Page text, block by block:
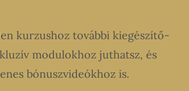
kurzushoz további kiegészítő-
modulokhoz juthatsz, és
bónuszvideókhoz is.